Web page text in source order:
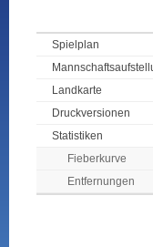
Spielplan
Landkarte
Druckversionen
Statistiken
Fieberkurve
Entfernungen